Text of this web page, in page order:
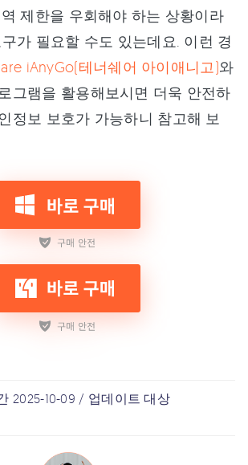
제한을 우회해야 하는 상황이라
가 필요할 수도 있는데요. 이런 경
iAnyGo(테너쉐어 아이애니고)와
그램을 활용해보시면 더욱 안전하
정보 보호가 가능하니 참고해 보
2025-10-09 / 업데이트 대상